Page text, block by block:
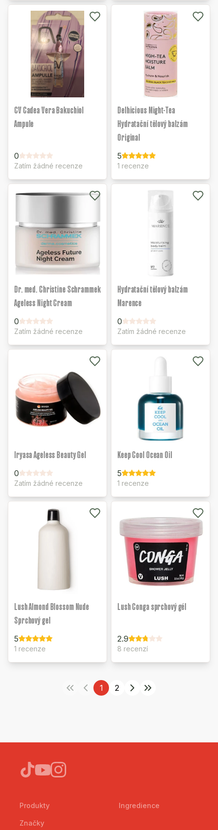
CV Cadea Vera Bakuchiol
Ampule
0
Zatím žádné recenze
Delhicious Might-Tea
Hydratační tělový balzám
Original
5
1 recenze
Dr. med. Christine Schrammek
Ageless Night Cream
0
Zatím žádné recenze
Hydratační tělový balzám
Marence
0
Zatím žádné recenze
Iryasa Ageless Beauty Gel
0
Zatím žádné recenze
Keep Cool Ocean Oil
5
1 recenze
Lush Almond Blossom Nude
Sprchový gel
5
1 recenze
Lush Conga sprchový gél
2.9
8 recenzí
1 2
Produkty
Značky
Ingredience